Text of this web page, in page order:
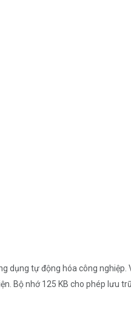
dụng tự động hóa công
Bộ nhớ 125 KB cho phép lưu